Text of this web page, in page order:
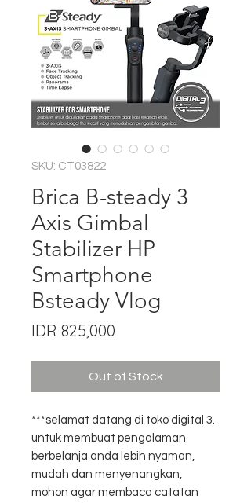
SKU: CT03822
Brica B-steady 3
Axis Gimbal
Stabilizer HP
Smartphone
Bsteady Vlog
IDR 825,000
Out of Stock
***selamat datang di toko digital 3.
untuk membuat pengalaman
berbelanja anda lebih nyaman,
mudah dan menyenangkan,
mohon agar membaca catatan